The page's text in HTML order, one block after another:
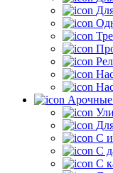
Арочные
С
С
С